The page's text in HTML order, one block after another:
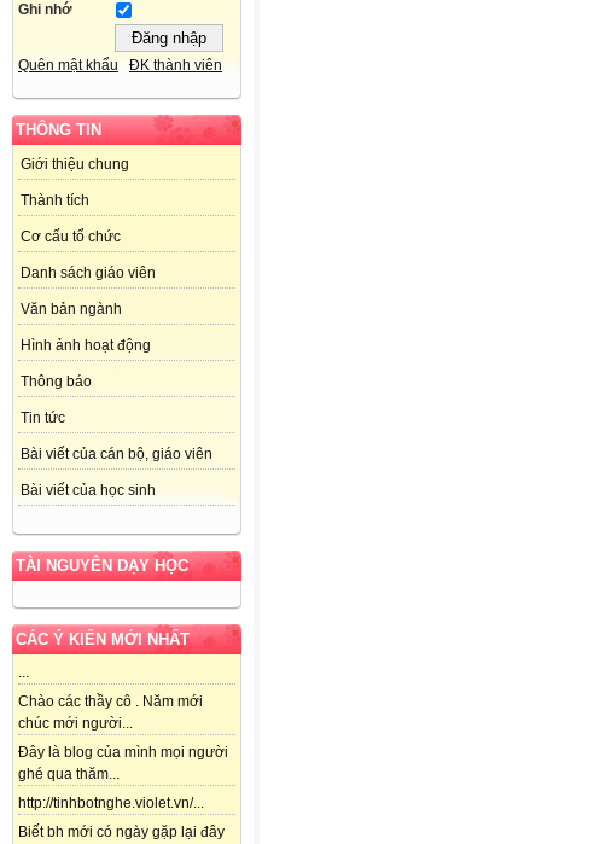
Ghi nhớ
Quên mật khẩu ĐK thành viên
THÔNG TIN
Giới thiệu chung
Thành tích
Cơ cấu tổ chức
Danh sách giáo viên
Văn bản ngành
Hình ảnh hoạt động
Thông báo
Tin tức
Bài viết của cán bộ, giáo viên
Bài viết của học sinh
TÀI NGUYÊN DẠY HỌC
CÁC Ý KIẾN MỚI NHẤT
...
Chào các thầy cô . Năm mới
chúc mới người...
Đây là blog của mình mọi người
ghé qua thăm...
http://tinhbotnghe.violet.vn/...
Biết bh mới có ngày gặp lại đây